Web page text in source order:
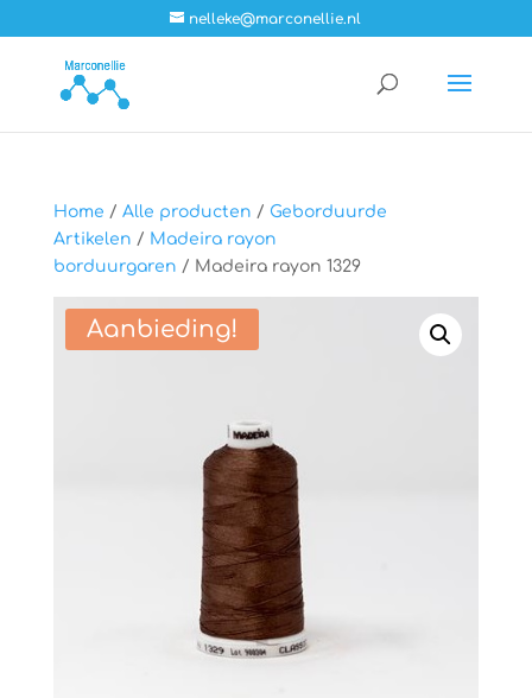
nelleke@marconellie.nl
Home / Alle producten / Geborduurde
Artikelen / Madeira rayon
borduurgaren / Madeira rayon 1329
Aanbieding!